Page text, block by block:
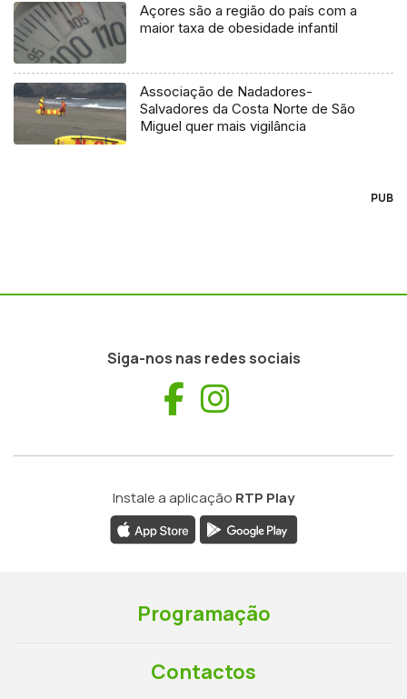
Açores são a região do país com a
maior taxa de obesidade infantil
Associação de Nadadores-
Salvadores da Costa Norte de São
Miguel quer mais vigilância
PUB
Siga-nos nas redes sociais
Facebook
Instale a aplicação RTP Play
Programação
Contactos